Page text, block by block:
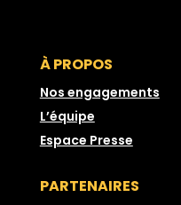
À PROPOS
Nos engagements
L’équipe
Espace Presse
PARTENAIRES